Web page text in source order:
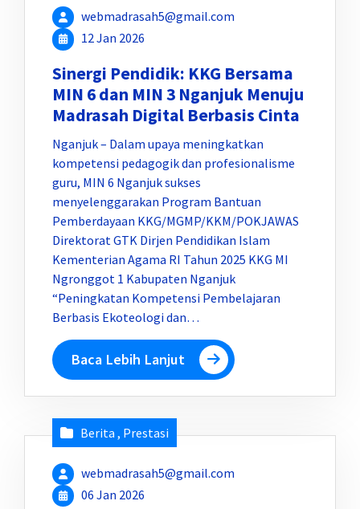
webmadrasah5@gmail.com
12 Jan 2026
Sinergi Pendidik: KKG Bersama
MIN 6 dan MIN 3 Nganjuk Menuju
Madrasah Digital Berbasis Cinta
Nganjuk – Dalam upaya meningkatkan
kompetensi pedagogik dan profesionalisme
guru, MIN 6 Nganjuk sukses
menyelenggarakan Program Bantuan
Pemberdayaan KKG/MGMP/KKM/POKJAWAS
Direktorat GTK Dirjen Pendidikan Islam
Kementerian Agama RI Tahun 2025 KKG MI
Ngronggot 1 Kabupaten Nganjuk
“Peningkatan Kompetensi Pembelajaran
Berbasis Ekoteologi dan…
Baca Lebih Lanjut
Berita , Prestasi
webmadrasah5@gmail.com
06 Jan 2026